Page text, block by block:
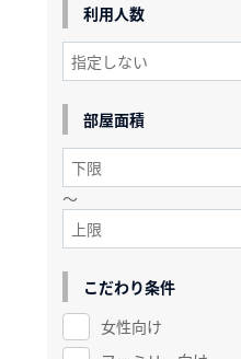
利用人数
部屋面積
～
こだわり条件
女性向け